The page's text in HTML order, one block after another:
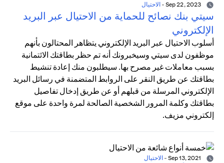
- الاحتيال
سيتي بنك نصائح للحماية من الاحتيال عبر البريد
الإلكتروني
أسلوب الاحتيال عبر البريد الإلكتروني يتظاهر المحتالون بأنهم
موظفون لدى سيتي وسيخبرونك أنه تم حظر بطاقتك الائتمانية
بسبب معاملات غير مصرح بها. سيطلبون منك إعادة تنشيط
بطاقتك عن طريق النقر على الروابط المتضمنة في رسائل البريد
الإلكتروني المرسلة من قبلهم أو عن طريق إدخال تفاصيل
بطاقتك وكلمة المرور الشخصية الصالحة لمرة واحدة على موقع
إلكتروني مزيف.
- الاحتيال